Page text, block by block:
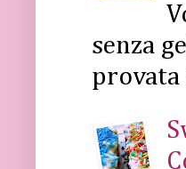
senza
provata